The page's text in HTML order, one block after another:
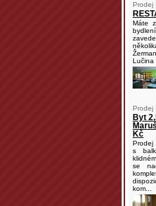
Prodej |
Máte
Lučina
Prodej |
Byt
Kč
Prodej
s
se
kom...